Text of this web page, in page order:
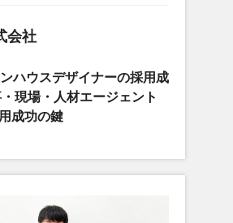
会社
ハウスデザイナーの採用成
現場・人材エージェント
成功の鍵